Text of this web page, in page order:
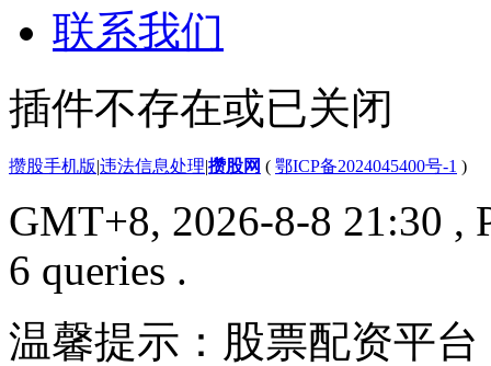
联系我们
插件不存在或已关闭
攒股手机版|违法信息处理|攒股网 ( 鄂ICP备2024045400号-1 )
GMT+8, 2026-8-8 21:30 ,
6 queries .
温馨提示：股票配资平